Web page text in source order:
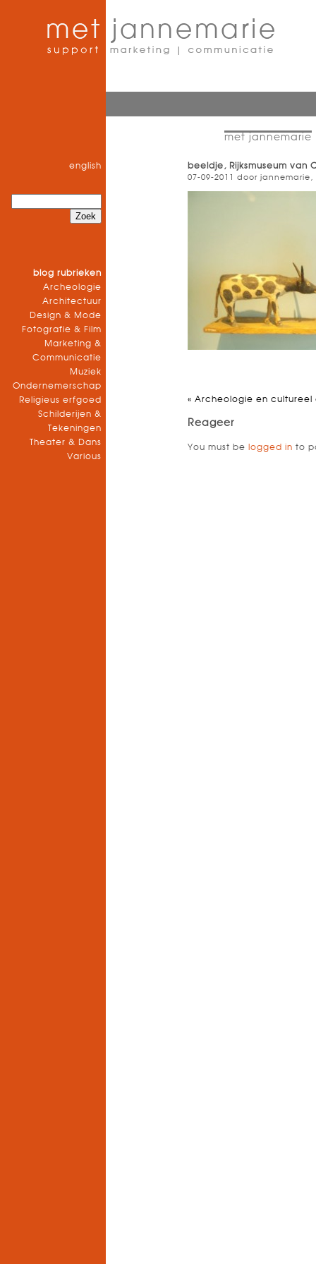
english
blog rubrieken
Archeologie
Architectuur
Design & Mode
Fotografie & Film
Marketing &
Communicatie
Muziek
Ondernemerschap
Religieus erfgoed
Schilderijen &
Tekeningen
Theater & Dans
Various
met jannemarie
beeldje, Rijksmuseum van
07-09-2011 door jannemarie,
« Archeologie en cultureel
Reageer
You must be logged in to